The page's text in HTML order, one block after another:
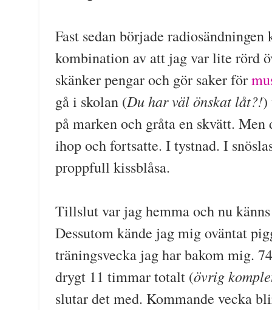
Fast sedan började
kombination av att jag var lite rörd
skänker pengar och gör saker för
gå i skolan (Du har väl önskat låt?!)
på marken och gråta en skvätt.
ihop och fortsatte. I tystnad. I
proppfull kissblåsa.
Tillslut var jag hemma och nu
Dessutom kände jag mig oväntat
träningsvecka jag har bakom mig.
drygt 11 timmar totalt (övrig
slutar det med. Kommande vecka